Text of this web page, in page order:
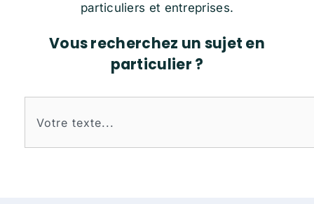
particuliers et entreprises.
Vous recherchez un sujet en
particulier ?